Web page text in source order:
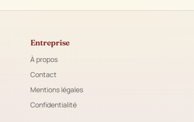
Entreprise
À propos
Contact
Mentions légales
Confidentialité